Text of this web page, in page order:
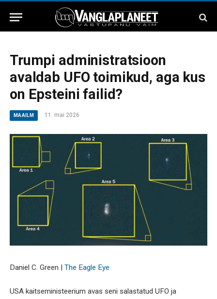
Trumpi administratsioon
avaldab UFO toimikud, aga kus
on Epsteini failid?
MAAILM 11. mai 2026
Daniel C. Green | The Eagle Eye
USA kaitseministeerium avas seni salastatud UFO ja